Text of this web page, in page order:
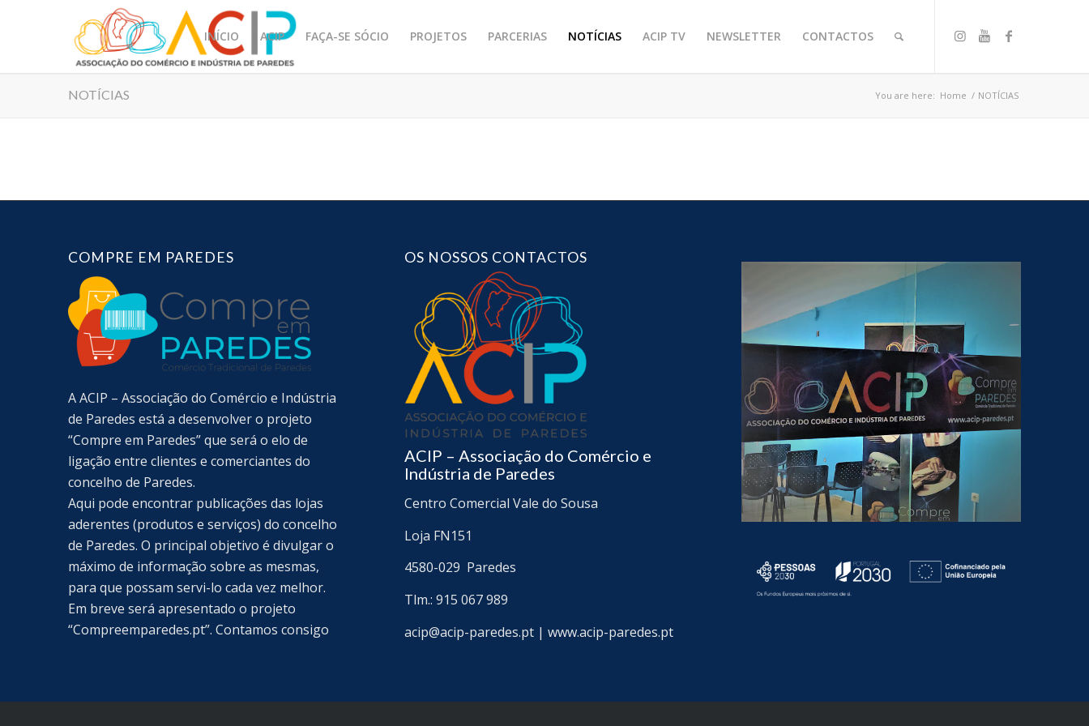
INÍCIO ACIP FAÇA-SE SÓCIO PROJETOS PARCERIAS NOTÍCIAS ACIP TV NEWSLETTER CONTACTOS
NOTÍCIAS You are here: Home / NOTÍCIAS
COMPRE EM PAREDES
A ACIP – Associação do Comércio e Indústria
de Paredes está a desenvolver o projeto
“Compre em Paredes” que será o elo de
ligação entre clientes e comerciantes do
concelho de Paredes.
Aqui pode encontrar publicações das lojas
aderentes (produtos e serviços) do concelho
de Paredes. O principal objetivo é divulgar o
máximo de informação sobre as mesmas,
para que possam servi-lo cada vez melhor.
Em breve será apresentado o projeto
“Compreemparedes.pt”. Contamos consigo
OS NOSSOS CONTACTOS
ACIP – Associação do Comércio e
Indústria de Paredes
Centro Comercial Vale do Sousa
Loja FN151
4580-029 Paredes
Tlm.: 915 067 989
acip@acip-paredes.pt | www.acip-paredes.pt